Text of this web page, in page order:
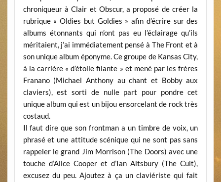
chroniqueur à Clair et Obscur, a proposé de créer la
rubrique « Oldies but Goldies » afin d’écrire sur des
albums étonnants qui n’ont pas eu l’éclairage qu’ils
méritaient, j’ai immédiatement pensé à The Front et à
son unique album éponyme. Ce groupe de Kansas City,
à la carrière « d’étoile filante » et mené par les frères
Franano (Michael Anthony au chant et Bobby aux
claviers), est sorti de nulle part pour pondre cet
unique album qui est un bijou ensorcelant de rock très
costaud.
Il faut dire que son frontman a un timbre de voix, un
phrasé et une attitude scénique qui ne sont pas sans
rappeler le grand Jim Morrison (The Doors) avec une
touche d’Alice Cooper et d’Ian Aitsbury (The Cult),
excusez du peu. Ajoutez à ça un claviériste qui fait